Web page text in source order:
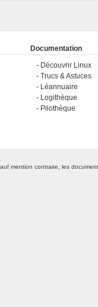
Documentation
Découvrir Linux
Trucs & Astuces
Léannuaire
Logithèque
Pilothèque
mention contraire, les